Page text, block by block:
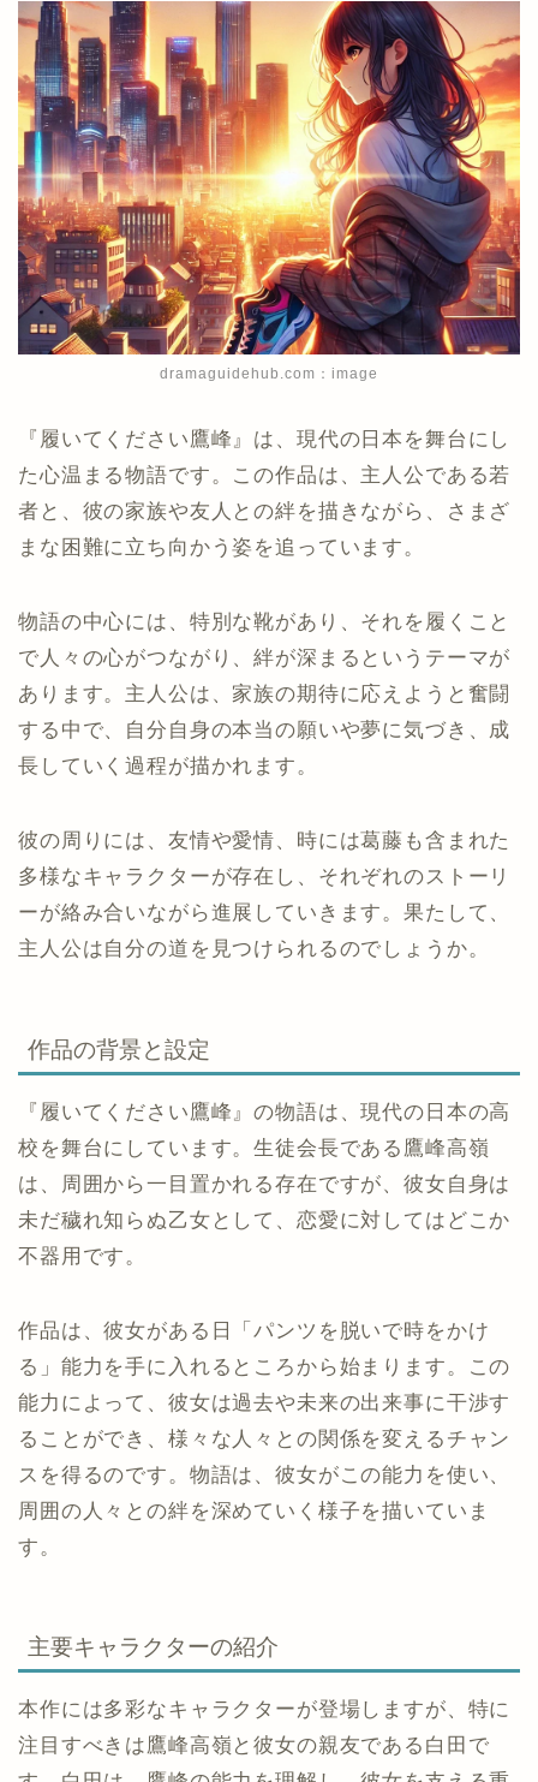
dramaguidehub.com：image
『履いてください鷹峰』は、現代の日本を舞台にし
た心温まる物語です。この作品は、主人公である若
者と、彼の家族や友人との絆を描きながら、さまざ
まな困難に立ち向かう姿を追っています。
物語の中心には、特別な靴があり、それを履くこと
で人々の心がつながり、絆が深まるというテーマが
あります。主人公は、家族の期待に応えようと奮闘
する中で、自分自身の本当の願いや夢に気づき、成
長していく過程が描かれます。
彼の周りには、友情や愛情、時には葛藤も含まれた
多様なキャラクターが存在し、それぞれのストーリ
ーが絡み合いながら進展していきます。果たして、
主人公は自分の道を見つけられるのでしょうか。
作品の背景と設定
『履いてください鷹峰』の物語は、現代の日本の高
校を舞台にしています。生徒会長である鷹峰高嶺
は、周囲から一目置かれる存在ですが、彼女自身は
未だ穢れ知らぬ乙女として、恋愛に対してはどこか
不器用です。
作品は、彼女がある日「パンツを脱いで時をかけ
る」能力を手に入れるところから始まります。この
能力によって、彼女は過去や未来の出来事に干渉す
ることができ、様々な人々との関係を変えるチャン
スを得るのです。物語は、彼女がこの能力を使い、
周囲の人々との絆を深めていく様子を描いていま
す。
主要キャラクターの紹介
本作には多彩なキャラクターが登場しますが、特に
注目すべきは鷹峰高嶺と彼女の親友である白田で